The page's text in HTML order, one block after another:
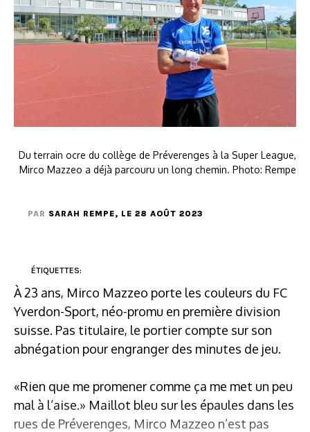
Du terrain ocre du collège de Préverenges à la Super League,
Mirco Mazzeo a déjà parcouru un long chemin. Photo: Rempe
PAR SARAH REMPE, LE 28 AOÛT 2023
ÉTIQUETTES:
À 23 ans, Mirco Mazzeo porte les couleurs du FC
Yverdon-Sport, néo-promu en première division
suisse. Pas titulaire, le portier compte sur son
abnégation pour engranger des minutes de jeu.
«Rien que me promener comme ça me met un peu
mal à l’aise.» Maillot bleu sur les épaules dans les
rues de Préverenges, Mirco Mazzeo n’est pas